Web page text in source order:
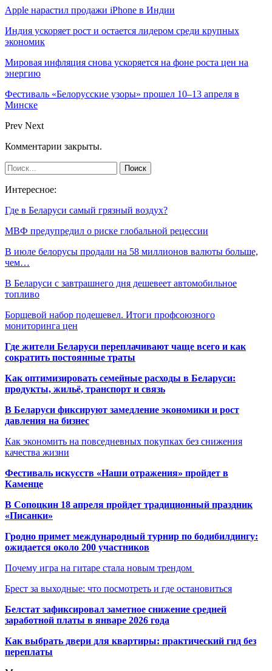
Apple нарастил продажи iPhone в Индии
Индия ускоряет рост и остается лидером среди крупных
экономик
Мировая инфляция снова ускоряется на фоне роста цен на
энергию
Фестиваль «Белорусские узоры» прошел 10–13 апреля в
Минске
Prev Next
Комментарии закрыты.
Интересное:
Где в Беларуси самый грязный воздух?
МВФ предупредил о риске глобальной рецессии
В июле белорусы продали на 58 миллионов валюты больше,
чем…
В Беларуси с завтрашнего дня дешевеет автомобильное
топливо
Борщевой набор подешевел. Итоги профсоюзного
мониторинга цен
Где жители Беларуси переплачивают чаще всего и как
сократить постоянные траты
Как оптимизировать семейные расходы в Беларуси:
продукты, жильё, транспорт и связь
В Беларуси фиксируют замедление экономики и рост
давления на бизнес
Как экономить на повседневных покупках без снижения
качества жизни
Фестиваль искусств «Наши отражения» пройдет в
Каменце
В Сопоцкин 18 апреля пройдет традиционный праздник
«Писанки»
Гродно примет международный турнир по бодибилдингу:
ожидается около 200 участников
Почему игра на гитаре стала новым трендом
Брест за выходные: что посмотреть и где остановиться
Белстат зафиксировал заметное снижение средней
заработной платы в январе 2026 года
Как выбрать двери для квартиры: практический гид без
переплаты